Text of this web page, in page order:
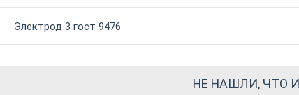
Электрод 3 гост 9476
НЕ НАШЛИ, ЧТО